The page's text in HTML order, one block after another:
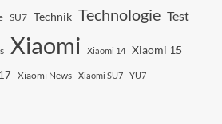
SU7 Technik Technologie Test
Xiaomi Xiaomi 14 Xiaomi 15
Xiaomi News Xiaomi SU7 YU7